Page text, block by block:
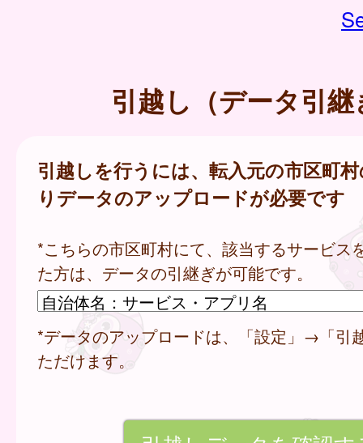
引越し（データ引継
引越しを行うには、転入元の市区町
りデータのアップロードが必要です
*こちらの市区町村にて、該当するサービス
た方は、データの引継ぎが可能です。
*データのアップロードは、「設定」→「引
ただけます。